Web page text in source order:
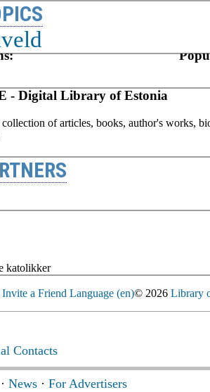
- Digital Library of Estonia
of articles, books, author's works,
katolikker
Invite a Friend Language (en)© 2026 Library
Contacts
· News · For Advertisers